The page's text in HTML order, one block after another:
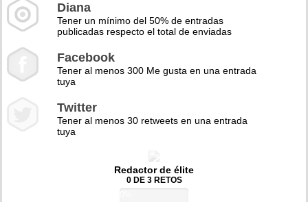
Diana
Tener un mínimo del 50% de entradas
publicadas respecto el total de enviadas
Facebook
Tener al menos 300 Me gusta en una entrada
tuya
Twitter
Tener al menos 30 retweets en una entrada
tuya
Redactor de élite
0 DE 3 RETOS